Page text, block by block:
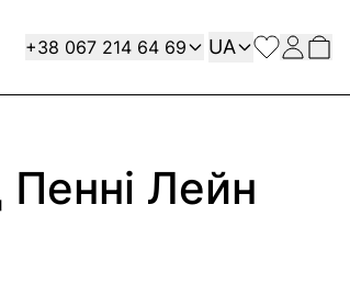
Contact
+38 067 214 64 69 Мова
UA
Лейн